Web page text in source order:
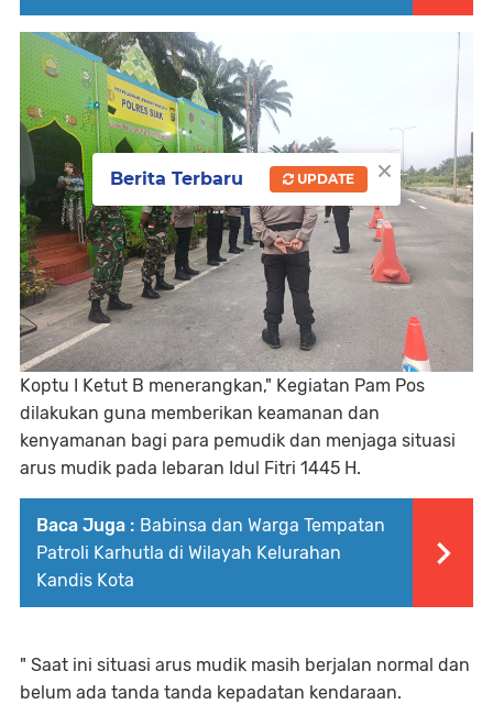
Koptu I Ketut B menerangkan," Kegiatan Pam Pos
dilakukan guna memberikan keamanan dan
kenyamanan bagi para pemudik dan menjaga situasi
arus mudik pada lebaran Idul Fitri 1445 H.
Baca Juga : Babinsa dan Warga Tempatan
Patroli Karhutla di Wilayah Kelurahan
Kandis Kota
" Saat ini situasi arus mudik masih berjalan normal dan
belum ada tanda tanda kepadatan kendaraan.
×
Berita Terbaru UPDATE